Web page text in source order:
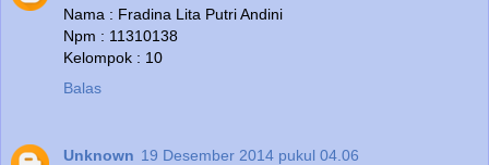
Nama : Fradina Lita Putri Andini
Npm : 11310138
Kelompok : 10
Balas
Unknown 19 Desember 2014 pukul 04.06